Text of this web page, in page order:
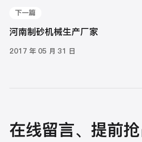
下一篇
河南制砂机械生产厂家
2017 年 05 月 31 日
在线留言、提前